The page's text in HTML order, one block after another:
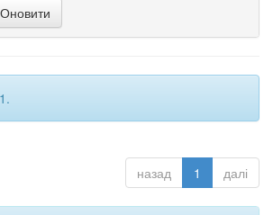
назад 1 далі